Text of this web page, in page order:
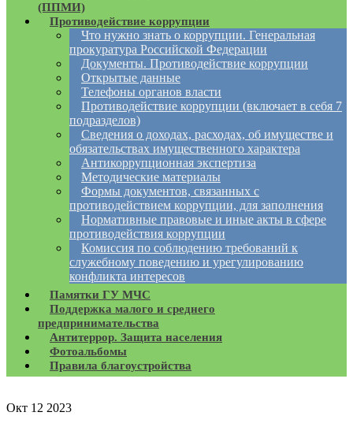
(ППМИ)
Противодействие коррупции
Что нужно знать о коррупции. Генеральная
прокуратура Российской Федерации
Документы. Противодействие коррупции
Открытые данные
Телефоны органов власти
Противодействие коррупции (включает в себя 7
подразделов)
Сведения о доходах, расходах, об имуществе и
обязательствах имущественного характера
Антикоррупционная экспертиза
Методические материалы
Формы документов, связанных с
противодействием коррупции, для заполнения
Нормативные правовые и иные акты в сфере
противодействия коррупции
Комиссия по соблюдению требований к
служебному поведению и урегулированию
конфликта интересов
Памятки ГУ МЧС
Поддержка малого и среднего
предпринимательства
Антитеррор. Защита населения
Фотоальбомы
Правила благоустройства
Окт 12 2023